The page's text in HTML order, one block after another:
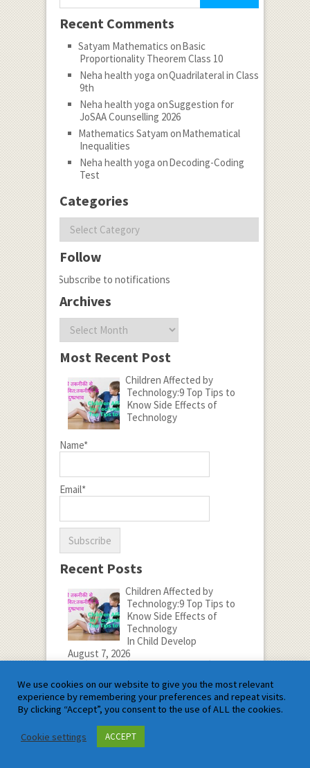
Recent Comments
Satyam Mathematics onBasic
Proportionality Theorem Class 10
Neha health yoga onQuadrilateral in Class
9th
Neha health yoga onSuggestion for
JoSAA Counselling 2026
Mathematics Satyam onMathematical
Inequalities
Neha health yoga onDecoding-Coding
Test
Categories
Follow
Subscribe to notifications
Archives
Most Recent Post
Children Affected by
Technology:9 Top Tips to
Know Side Effects of
Technology
Name*
Email*
Recent Posts
Children Affected by
Technology:9 Top Tips to
Know Side Effects of
Technology
In Child Develop
August 7, 2026
को
No Comments
Types of Functions in Class 12
JEE MAINS Maths(English)
August 6, 2026
We use cookies on our website to give you the most relevant
experience by remembering your preferences and repeat visits.
By clicking “Accept”, you consent to the use of ALL the cookies.
Cookie settings ACCEPT